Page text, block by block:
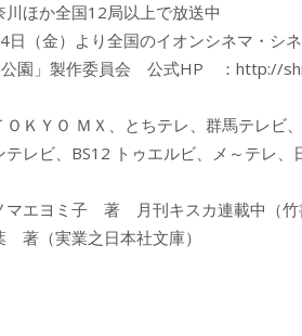
川ほか全国12局以上で放送中
（金）より全国のイオンシネマ・シ
園」製作委員会 公式HP ：http://
ＫＹＯ ＭＸ、とちテレ、群馬テレビ、
レビ、BS12 トゥエルビ、メ～テレ、
エヨミ子 著 月刊キスカ連載中（竹
（実業之日本社文庫）